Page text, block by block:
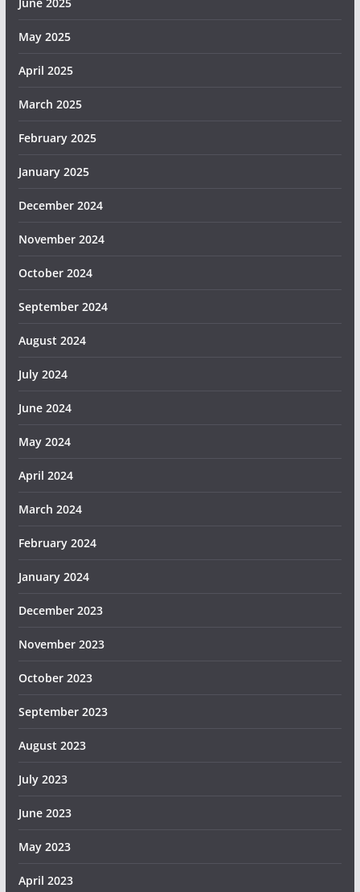
May 2025
April 2025
March 2025
February 2025
January 2025
December 2024
November 2024
October 2024
September 2024
August 2024
July 2024
June 2024
May 2024
April 2024
March 2024
February 2024
January 2024
December 2023
November 2023
October 2023
September 2023
August 2023
July 2023
June 2023
May 2023
April 2023